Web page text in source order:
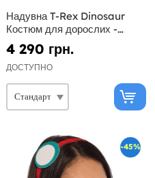
Надувна T-Rex Dinosaur
Костюм для дорослих -
Юрський Світ
4 290 грн.
ДОСТУПНО
-45%